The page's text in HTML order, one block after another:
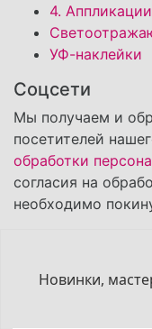
4.
УФ-наклейки
Соцсети
Мы получаем и
посетителей
обработки
согласия на
необходимо
Новинки,